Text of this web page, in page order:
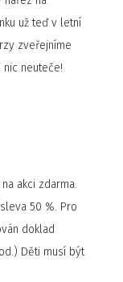
už teď v letní
zveřejníme
nic neuteče!
akci zdarma.
50 %. Pro
doklad
Děti musí být